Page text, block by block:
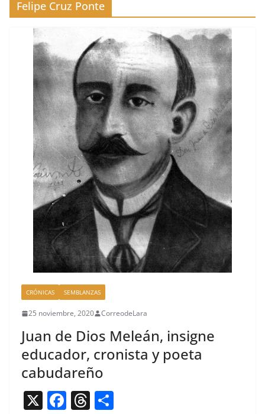
Felipe Cruz Ponte
CRÓNICAS SEMBLANZAS
25 noviembre, 2020 CorreodeLara
Juan de Dios Meleán, insigne
educador, cronista y poeta
cabudareño
X F T